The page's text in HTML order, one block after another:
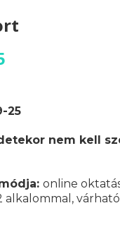
25
nem kell
online
alkalommal,